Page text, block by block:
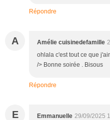
Répondre
A Amélie cuisinedefamille
ohlala c'est tout ce que
/> Bonne soirée . Bisous
Répondre
E Emmanuelle 29/09/2025